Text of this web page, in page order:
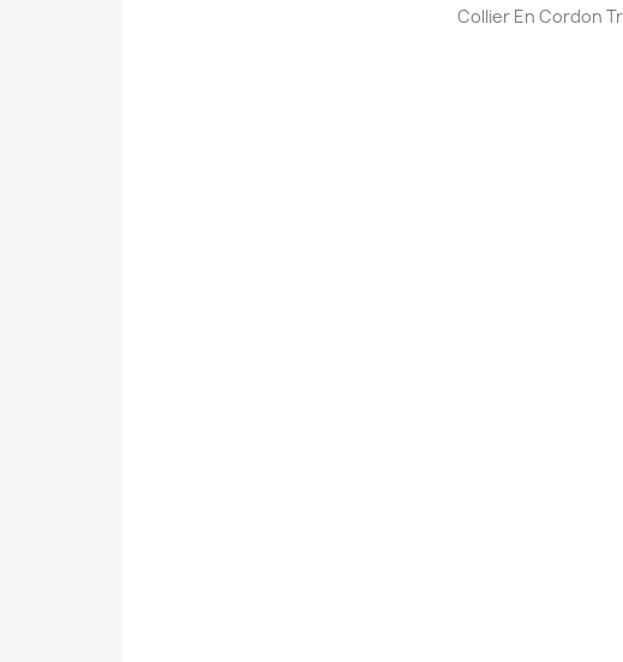
Collier En Cordon